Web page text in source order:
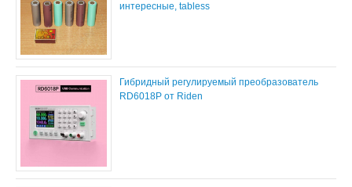
интересные, tabless
Гибридный регулируемый преобразователь
RD6018P от Riden